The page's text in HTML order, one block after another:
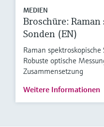
MEDIEN
Broschüre:
Sonden (EN)
Raman
Robuste optische
Zusammensetzung
Weitere Informationen